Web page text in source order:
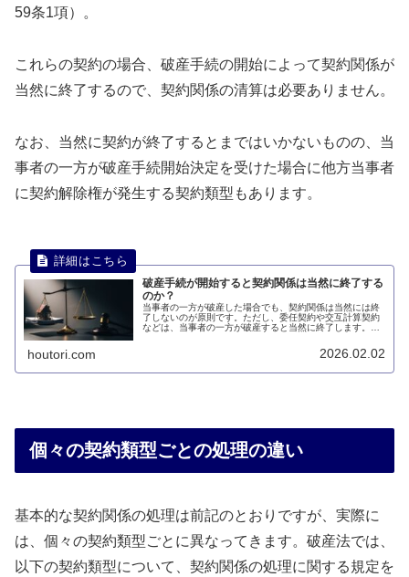
59条1項）。
これらの契約の場合、破産手続の開始によって契約関係が
当然に終了するので、契約関係の清算は必要ありません。
なお、当然に契約が終了するとまではいかないものの、当
事者の一方が破産手続開始決定を受けた場合に他方当事者
に契約解除権が発生する契約類型もあります。
破産手続が開始すると契約関係は当然に終了する
のか？
当事者の一方が破産した場合でも、契約関係は当然には終
了しないのが原則です。ただし、委任契約や交互計算契約
などは、当事者の一方が破産すると当然に終了します。こ
houtori.com 2026.02.02
個々の契約類型ごとの処理の違い
基本的な契約関係の処理は前記のとおりですが、実際に
は、個々の契約類型ごとに異なってきます。破産法では、
以下の契約類型について、契約関係の処理に関する規定を